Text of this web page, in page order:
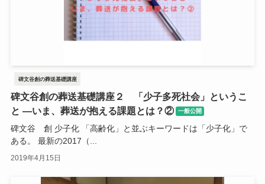
碑文谷創の葬送基礎講座
碑文谷創の葬送基礎講座２ 「少子多死社会」というこ
と ―いま、葬送が抱える課題とは？②
一般公開
碑文谷 創 少子化 「高齢化」と並ぶキーワードは「少子化」で
ある。 最新の2017（...
2019年4月15日